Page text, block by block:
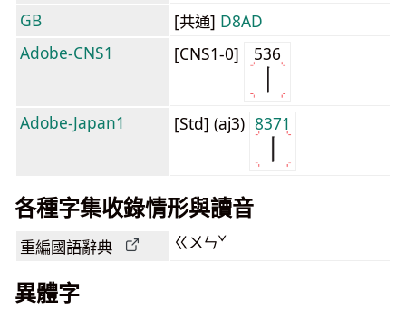
GB
[共通] D8AD
Adobe-CNS1
[CNS1-0] 536
Adobe-Japan1 [Std] (aj3) 8371
各種字集收錄情形與讀音
重編國語辭典 ㄍㄨㄣˇ
異體字